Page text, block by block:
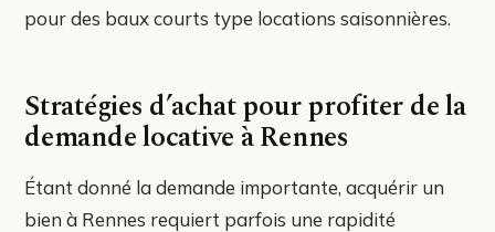
pour des baux courts type locations saisonnières.
Stratégies d’achat pour profiter de la
demande locative à Rennes
Étant donné la demande importante, acquérir un
bien à Rennes requiert parfois une rapidité